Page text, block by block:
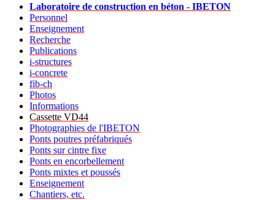
Laboratoire de construction en béton - IBETON
Personnel
Enseignement
Recherche
Publications
i-structures
i-concrete
fib-ch
Photos
Informations
Cassette VD44
Photographies de l'IBETON
Ponts poutres préfabriqués
Ponts sur cintre fixe
Ponts en encorbellement
Ponts mixtes et poussés
Enseignement
Chantiers, etc.